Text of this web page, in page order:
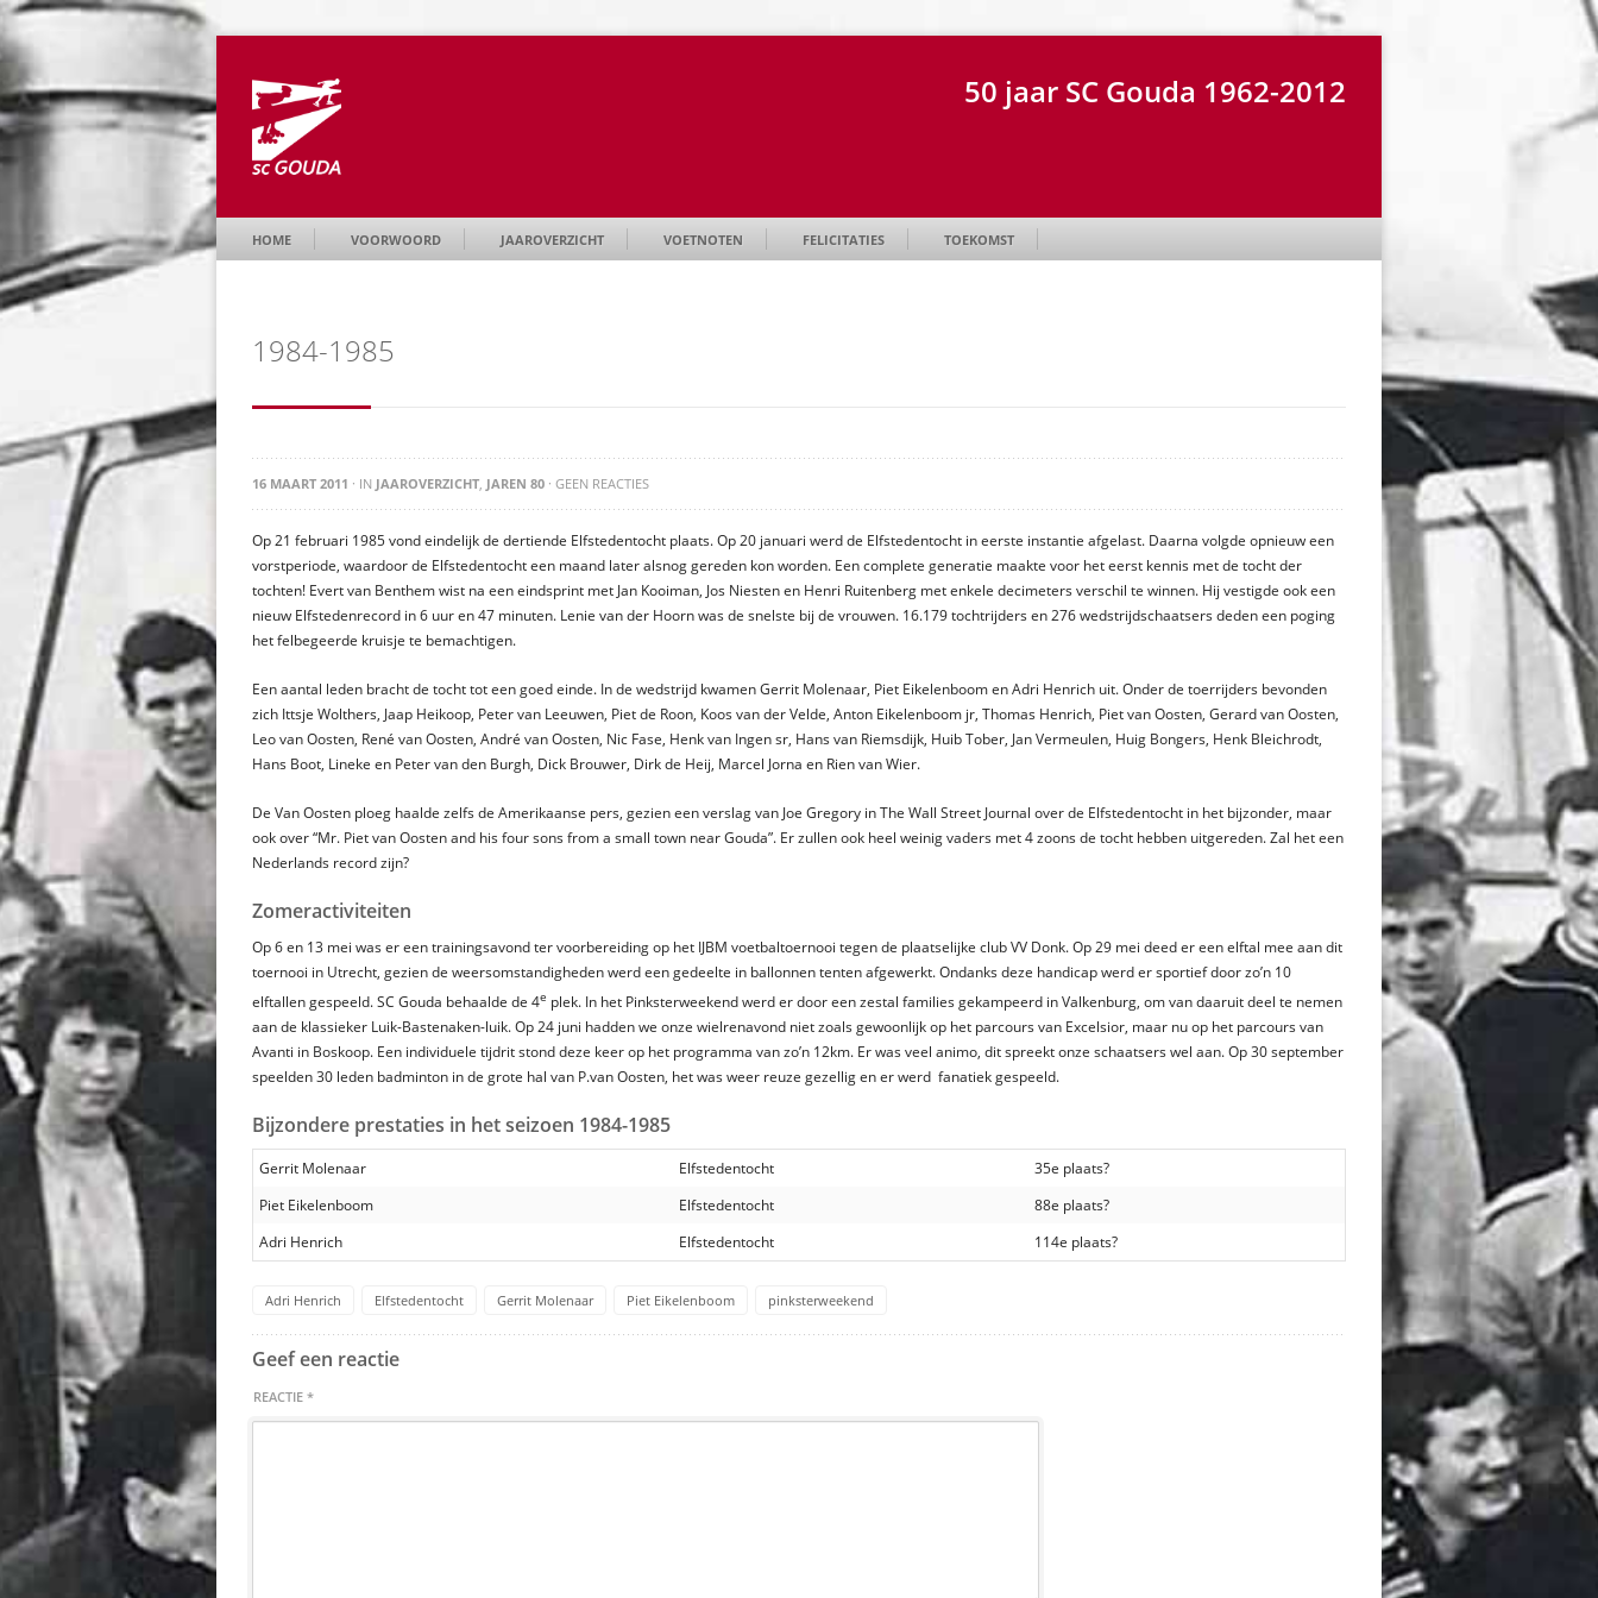
50 jaar SC Gouda 1962-2012
HOME VOORWOORD JAAROVERZICHT VOETNOTEN FELICITATIES TOEKOMST
1984-1985
16 MAART 2011 · IN JAAROVERZICHT, JAREN 80 · GEEN REACTIES
Op 21 februari 1985 vond eindelijk de dertiende Elfstedentocht plaats. Op 20 januari werd de Elfstedentocht in eerste instantie afgelast. Daarna volgde opnieuw een
vorstperiode, waardoor de Elfstedentocht een maand later alsnog gereden kon worden. Een complete generatie maakte voor het eerst kennis met de tocht der
tochten! Evert van Benthem wist na een eindsprint met Jan Kooiman, Jos Niesten en Henri Ruitenberg met enkele decimeters verschil te winnen. Hij vestigde ook een
nieuw Elfstedenrecord in 6 uur en 47 minuten. Lenie van der Hoorn was de snelste bij de vrouwen. 16.179 tochtrijders en 276 wedstrijdschaatsers deden een poging
het felbegeerde kruisje te bemachtigen.
Een aantal leden bracht de tocht tot een goed einde. In de wedstrijd kwamen Gerrit Molenaar, Piet Eikelenboom en Adri Henrich uit. Onder de toerrijders bevonden
zich Ittsje Wolthers, Jaap Heikoop, Peter van Leeuwen, Piet de Roon, Koos van der Velde, Anton Eikelenboom jr, Thomas Henrich, Piet van Oosten, Gerard van Oosten,
Leo van Oosten, René van Oosten, André van Oosten, Nic Fase, Henk van Ingen sr, Hans van Riemsdijk, Huib Tober, Jan Vermeulen, Huig Bongers, Henk Bleichrodt,
Hans Boot, Lineke en Peter van den Burgh, Dick Brouwer, Dirk de Heij, Marcel Jorna en Rien van Wier.
De Van Oosten ploeg haalde zelfs de Amerikaanse pers, gezien een verslag van Joe Gregory in The Wall Street Journal over de Elfstedentocht in het bijzonder, maar
ook over “Mr. Piet van Oosten and his four sons from a small town near Gouda”. Er zullen ook heel weinig vaders met 4 zoons de tocht hebben uitgereden. Zal het een
Nederlands record zijn?
Zomeractiviteiten
Op 6 en 13 mei was er een trainingsavond ter voorbereiding op het IJBM voetbaltoernooi tegen de plaatselijke club VV Donk. Op 29 mei deed er een elftal mee aan dit
toernooi in Utrecht, gezien de weersomstandigheden werd een gedeelte in ballonnen tenten afgewerkt. Ondanks deze handicap werd er sportief door zo’n 10
elftallen gespeeld. SC Gouda behaalde de 4e plek. In het Pinksterweekend werd er door een zestal families gekampeerd in Valkenburg, om van daaruit deel te nemen
aan de klassieker Luik-Bastenaken-luik. Op 24 juni hadden we onze wielrenavond niet zoals gewoonlijk op het parcours van Excelsior, maar nu op het parcours van
Avanti in Boskoop. Een individuele tijdrit stond deze keer op het programma van zo’n 12km. Er was veel animo, dit spreekt onze schaatsers wel aan. Op 30 september
speelden 30 leden badminton in de grote hal van P.van Oosten, het was weer reuze gezellig en er werd fanatiek gespeeld.
Bijzondere prestaties in het seizoen 1984-1985
Gerrit Molenaar Elfstedentocht
35e plaats?
Piet Eikelenboom
Elfstedentocht
88e plaats?
Adri Henrich
Elfstedentocht 114e plaats?
Adri Henrich Elfstedentocht Gerrit Molenaar Piet Eikelenboom pinksterweekend
Geef een reactie
REACTIE *